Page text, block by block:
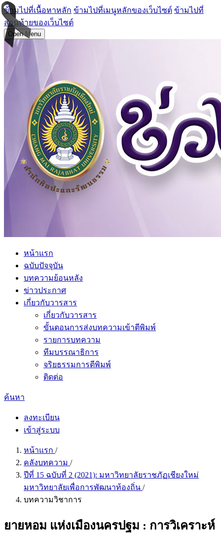
ข้ามไปที่เนื้อหาหลัก ข้ามไปที่เมนูหลักของเว็บไซต์ ข้ามไปที่
ส่วนท้ายของเว็บไซต์
Open Menu
หน้าแรก
ฉบับปัจจุบัน
บทความย้อนหลัง
ข่าวประกาศ
เกี่ยวกับวารสาร
เกี่ยวกับวารสาร
ขั้นตอนการส่งบทความเข้าตีพิมพ์
รายการบทความ
ทีมบรรณาธิการ
จริยธรรมการตีพิมพ์
ติดต่อ
ค้นหา
ลงทะเบียน
เข้าสู่ระบบ
หน้าแรก /
คลังบทความ /
ปีที่ 15 ฉบับที่ 2 (2021): มหาวิทยาลัยราชภัฏเชียงใหม่
มหาวิทยาลัยเพื่อการพัฒนาท้องถิ่น /
บทความวิชาการ
ยายหอม แห่งเมืองนครปฐม : การวิเคราะห์